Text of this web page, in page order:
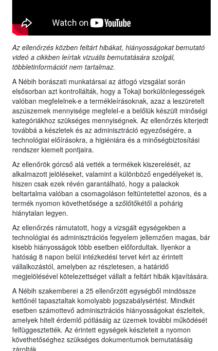
Az ellenőrzés közben feltárt hibákat, hiányosságokat bemutató
videó a cikkben leírtak vizuális bemutatására szolgál,
többletinformációt nem tartalmaz.
A Nébih borászati munkatársai az átfogó vizsgálat során
elsősorban azt kontrollálták, hogy a Tokaji borkülönlegességek
valóban megfelelnek-e a termékleírásoknak, azaz a leszüretelt
aszúszemek mennyisége megfelel-e a belőlük készült minőségi
kategóriákhoz szükséges mennyiségnek. Az ellenőrzés kiterjedt
továbbá a készletek és az adminisztráció egyezőségére, a
technológiai előírásokra, a higiéniára és a minőségbiztosítási
rendszer kiemelt pontjaira.
Az ellenőrök górcső alá vették a termékek kiszerelését, az
alkalmazott jelöléseket, valamint a különböző engedélyeket is,
hiszen csak ezek révén garantálható, hogy a palackok
beltartalma valóban a csomagoláson feltüntetettel azonos, és a
termék nyomon követhetősége a szőlőtőkétől a pohárig
hiánytalan legyen.
Az ellenőrzés rámutatott, hogy a vizsgált egységekben a
technológiai és adminisztrációs fegyelem jellemzően magas, bár
kisebb hiányosságok több esetben előfordultak. Ilyenkor a
hatóság 8 napon belül intézkedési tervet kért az érintett
vállalkozástól, amelyben az részletesen, a határidő
megjelölésével kötelezettséget vállalt a feltárt hibák kijavítására.
A Nébih szakemberei a 25 ellenőrzött egységből mindössze
kettőnél tapasztaltak komolyabb jogszabálysértést. Mindkét
esetben számottevő adminisztrációs hiányosságokat észleltek,
amelyek hitelt érdemlő pótlásáig az üzemek további működését
felfüggesztették. Az érintett egységek készleteit a nyomon
követhetőséghez szükséges dokumentumok bemutatásáig